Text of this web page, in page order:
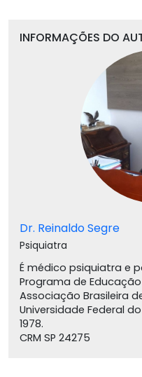
INFORMAÇÕES DO
Dr. Reinaldo Segre
Psiquiatra
É médico psiquiatra e
Programa de
Associação Brasileira
Universidade Federal
1978.
CRM SP 24275